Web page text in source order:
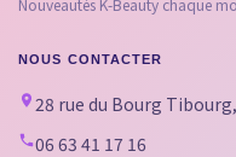
NOUS CONTACTER
28 rue du Bourg
06 63 41 17 16